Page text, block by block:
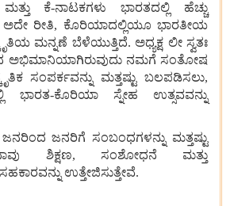
ಮತ್ತು ಕೆ-ನಾಟಕಗಳು ಭಾರತದಲ್ಲಿ
ಹೆಚ್ಚು
ಅದೇ ರೀತಿ, ಕೊರಿಯಾದಲ್ಲಿಯೂ ಭಾರತೀಯ
ಮನ್ನಣೆ ಬೆಳೆಯುತ್ತಿದೆ. ಅಧ್ಯಕ್ಷ ಲೀ ಸ್ವತಃ
ಅಭಿಮಾನಿಯಾಗಿರುವುದು ನಮಗೆ ಸಂತೋಷ
ಸಂಪರ್ಕವನ್ನು ಮತ್ತಷ್ಟು ಬಲಪಡಿಸಲು,
ಭಾರತ-ಕೊರಿಯಾ ಸ್ನೇಹ
ಉತ್ಸವವನ್ನು
ಜನರಿಗೆ ಸಂಬಂಧಗಳನ್ನು ಮತ್ತಷ್ಟು
ಶಿಕ್ಷಣ, ಸಂಶೋಧನೆ
ಮತ್ತು
ಸಹಕಾರವನ್ನು ಉತ್ತೇಜಿಸುತ್ತೇವೆ.